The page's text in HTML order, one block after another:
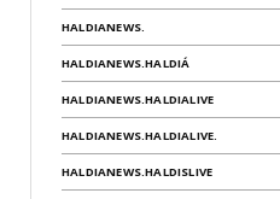
HALDIANEWS.
HALDIANEWS.HALDIÁ
HALDIANEWS.HALDIALIVE
HALDIANEWS.HALDIALIVE.
HALDIANEWS.HALDISLIVE